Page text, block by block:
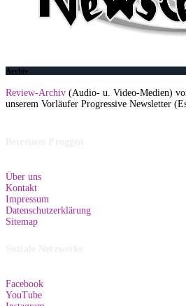
Archiv
Review-Archiv (Audio- u. Video-Medien)
unserem Vorläufer Progressive Newsletter
Über uns
Kontakt
Impressum
Datenschutzerklärung
Sitemap
Facebook
YouTube